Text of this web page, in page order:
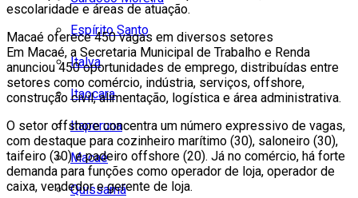
Espírito Santo
Italva
Itaocara
Itaperuna
Macaé
Quissamã
escolaridade e áreas de atuação.
Macaé oferece 450 vagas em diversos setores
Em Macaé, a Secretaria Municipal de Trabalho e Renda
anunciou 450 oportunidades de emprego, distribuídas entre
setores como comércio, indústria, serviços, offshore,
construção civil, alimentação, logística e área administrativa.
O setor offshore concentra um número expressivo de vagas,
com destaque para cozinheiro marítimo (30), saloneiro (30),
taifeiro (30) e padeiro offshore (20). Já no comércio, há forte
demanda para funções como operador de loja, operador de
caixa, vendedor e gerente de loja.